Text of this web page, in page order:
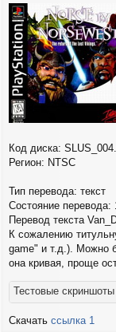
е
н
и
е
Код диска:
Регион: NTSC
Тип перевода: текст
Состояние перевода:
Перевод текста
К сожалению
game" и т.д.). Можно
она кривая, проще
Тестовые
Скачать ссылка 1